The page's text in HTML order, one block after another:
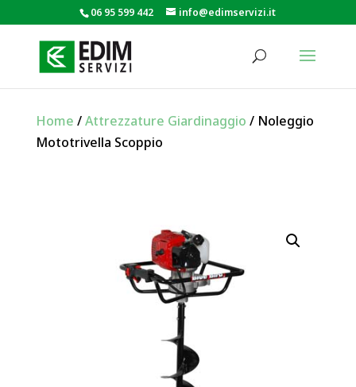
06 95 599 442 info@edimservizi.it
Home /Attrezzature Giardinaggio / Noleggio
Mototrivella Scoppio